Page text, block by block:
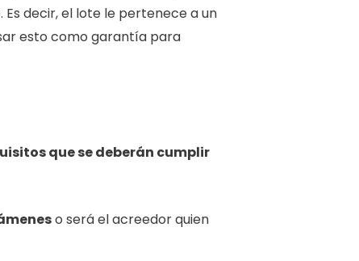
decir, el lote le pertenece a un
esto como garantía para
que se deberán cumplir
o será el acreedor quien